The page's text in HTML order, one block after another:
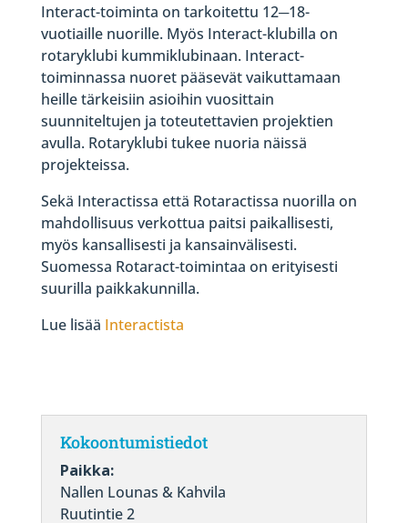
Interact-toiminta on tarkoitettu 12─18-
vuotiaille nuorille. Myös Interact-klubilla on
rotaryklubi kummiklubinaan. Interact-
toiminnassa nuoret pääsevät vaikuttamaan
heille tärkeisiin asioihin vuosittain
suunniteltujen ja toteutettavien projektien
avulla. Rotaryklubi tukee nuoria näissä
projekteissa.
Sekä Interactissa että Rotaractissa nuorilla on
mahdollisuus verkottua paitsi paikallisesti,
myös kansallisesti ja kansainvälisesti.
Suomessa Rotaract-toimintaa on erityisesti
suurilla paikkakunnilla.
Lue lisää Interactista
Kokoontumistiedot
Paikka:
Nallen Lounas & Kahvila
Ruutintie 2